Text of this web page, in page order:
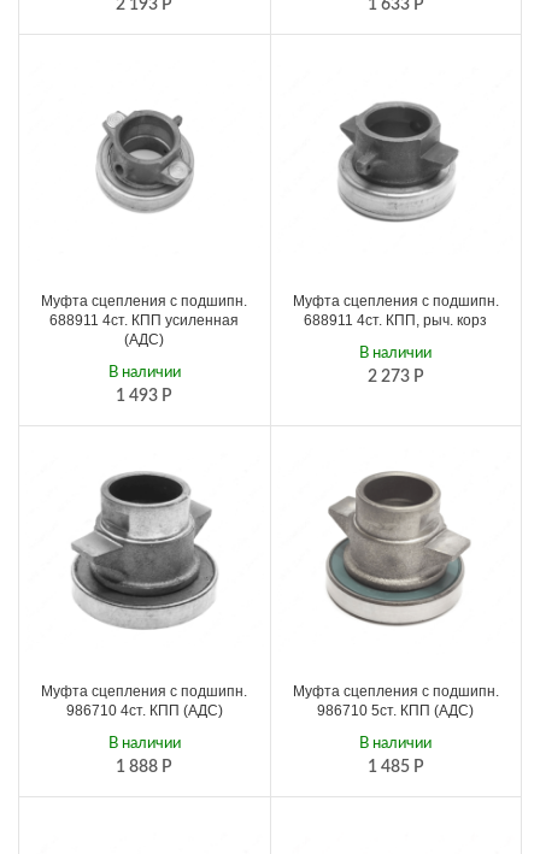
2 193 Р 1 633 Р
Муфта сцепления с подшипн.
688911 4ст. КПП усиленная
(АДС)
1 493 Р
В наличии
Муфта сцепления с подшипн.
688911 4ст. КПП, рыч. корз
2 273 Р
В наличии
Муфта сцепления с подшипн.
986710 4ст. КПП (АДС)
1 888 Р
В наличии
Муфта сцепления с подшипн.
986710 5ст. КПП (АДС)
1 485 Р
В наличии